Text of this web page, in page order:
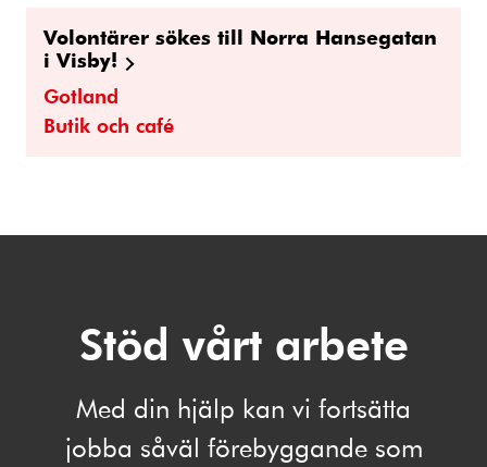
Volontärer sökes till Norra Hansegatan
i Visby!
Gotland
Butik och café
Stöd vårt arbete
Med din hjälp kan vi fortsätta
jobba såväl förebyggande som